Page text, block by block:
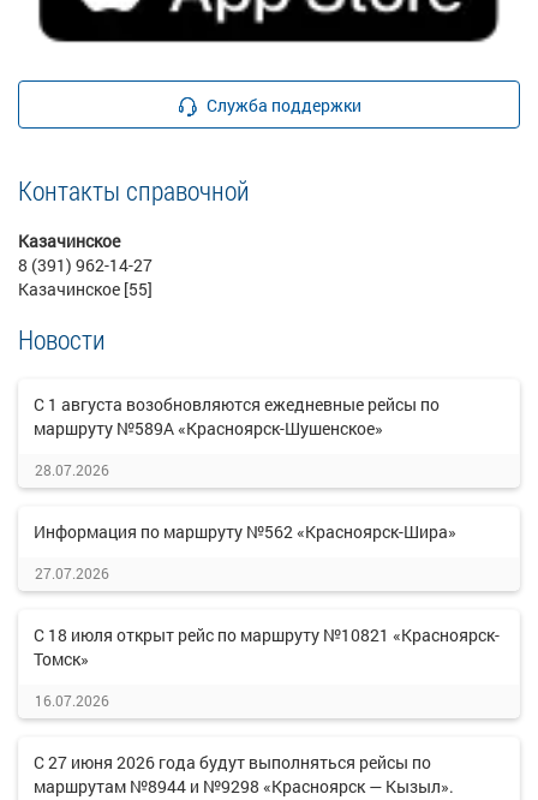
Служба поддержки
Контакты справочной
Казачинское
8 (391) 962-14-27
Казачинское [55]
Новости
С 1 августа возобновляются ежедневные рейсы по
маршруту №589А «Красноярск-Шушенское»
28.07.2026
Информация по маршруту №562 «Красноярск-Шира»
27.07.2026
С 18 июля открыт рейс по маршруту №10821 «Красноярск-
Томск»
16.07.2026
С 27 июня 2026 года будут выполняться рейсы по
маршрутам №8944 и №9298 «Красноярск — Кызыл».